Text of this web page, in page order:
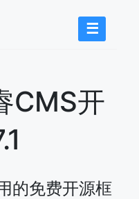
☰
CMS开
的免费开源框